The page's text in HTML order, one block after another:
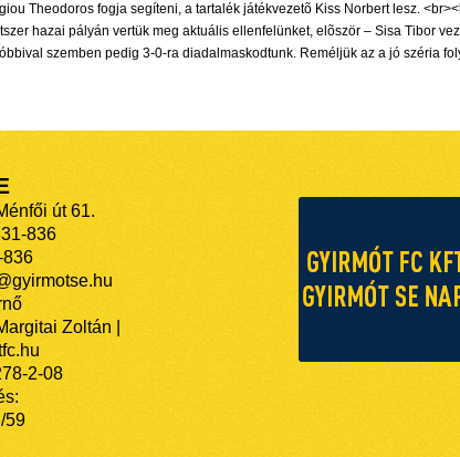
Theodoros fogja segíteni, a tartalék játékvezetõ Kiss Norbert lesz.
hazai pályán vertük meg aktuális ellenfelünket, elõször – Sisa Tibor
szemben pedig 3-0-ra diadalmaskodtunk. Reméljük az a jó széria
út 61.
836
836
Zoltán |
2-08
59